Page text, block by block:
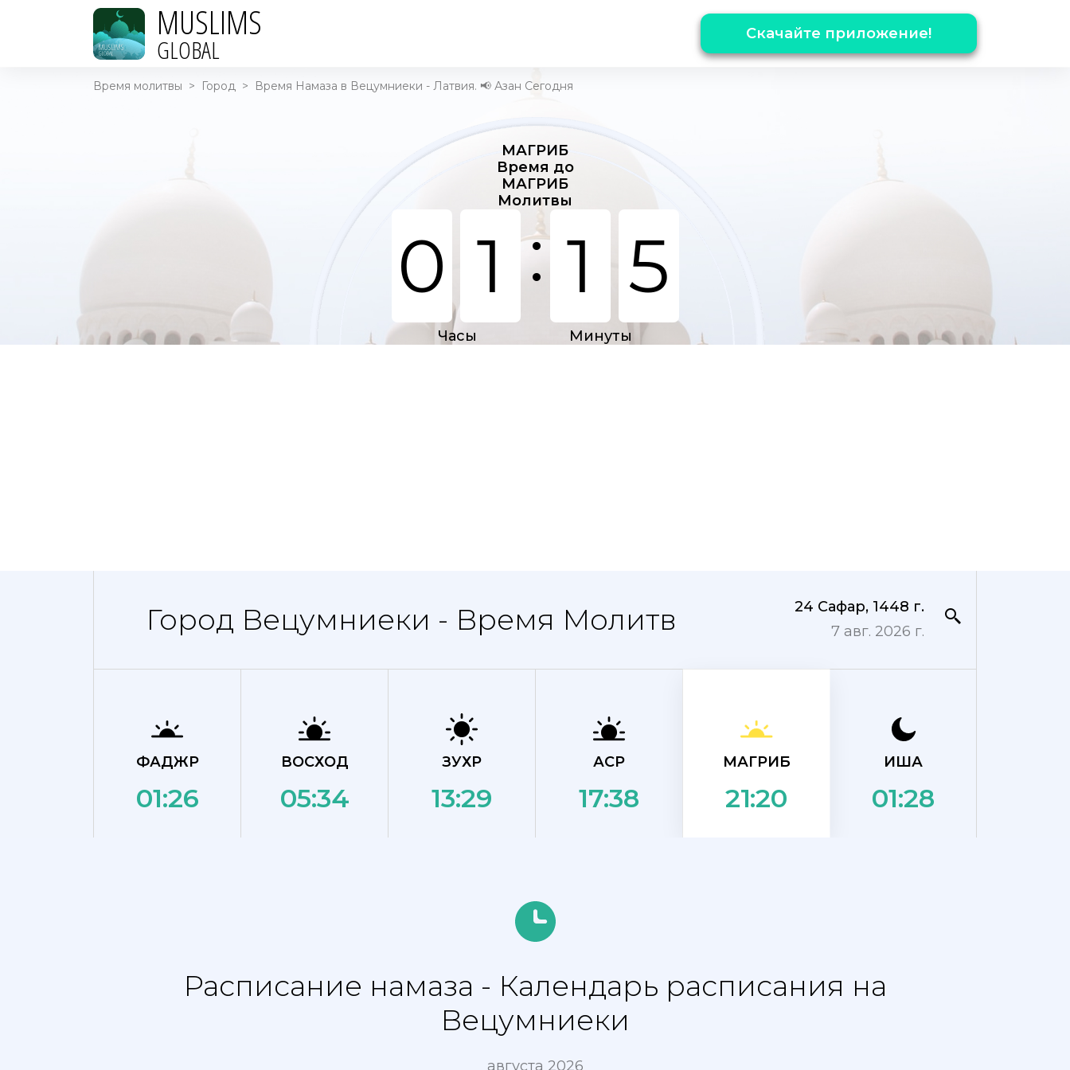
MUSLIMS
GLOBAL Скачайте приложение!
Время молитвы > Город > Время Намаза в Вецумниеки - Латвия. 📢 Азан Сегодня
МАГРИБ
Время до
МАГРИБ
Молитвы
0 1 : 1 5
Часы Минуты
Город Вецумниеки - Время Молитв
24 Сафар, 1448 г.
7 авг. 2026 г.
ФАДЖР
01:26
ВОСХОД
05:34
ЗУХР
13:29
АСР
17:38
МАГРИБ
21:20
ИША
01:28
Расписание намаза - Календарь расписания на
Вецумниеки
августа 2026